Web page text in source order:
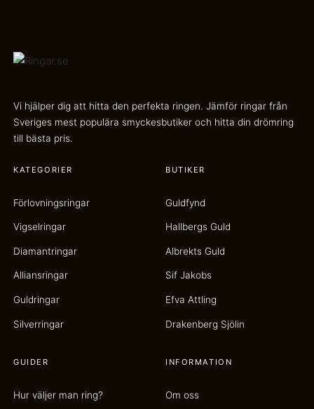
Vi hjälper dig att hitta den perfekta ringen. Jämför ringar från
Sveriges mest populära smyckesbutiker och hitta din drömring
till bästa pris.
KATEGORIER
Förlovningsringar
Vigselringar
Diamantringar
Alliansringar
Guldringar
Silverringar
BUTIKER
Guldfynd
Hallbergs Guld
Albrekts Guld
Sif Jakobs
Efva Attling
Drakenberg Sjölin
GUIDER
Hur väljer man ring?
INFORMATION
Om oss